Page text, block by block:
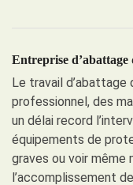
Entreprise d’abattage
Le travail d’abattage
professionnel, des
un délai record
équipements de
graves ou voir
l’accomplissement